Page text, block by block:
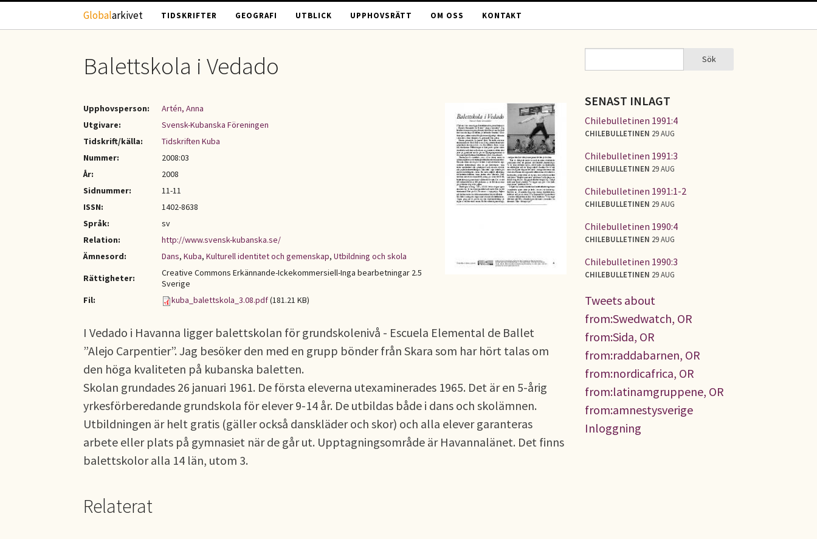
Hoppa till huvudinnehåll
Globalarkivet TIDSKRIFTER GEOGRAFI UTBLICK UPPHOVSRÄTT OM OSS KONTAKT
Balettskola i Vedado
Upphovsperson:
Artén, Anna
Utgivare:
Svensk-Kubanska Föreningen
Tidskrift/källa:
Tidskriften Kuba
Nummer:
2008:03
År:
2008
Sidnummer:
11-11
ISSN:
1402-8638
Språk:
sv
Relation:
http://www.svensk-kubanska.se/
Ämnesord:
Dans, Kuba, Kulturell identitet och gemenskap, Utbildning och skola
Rättigheter:
Creative Commons Erkännande-Ickekommersiell-Inga bearbetningar 2.5
Sverige
Fil:
kuba_balettskola_3.08.pdf(181.21 KB)
I Vedado i Havanna ligger balettskolan för grundskolenivå - Escuela Elemental de Ballet
”Alejo Carpentier”. Jag besöker den med en grupp bönder från Skara som har hört talas om
den höga kvaliteten på kubanska baletten.
Skolan grundades 26 januari 1961. De första eleverna utexaminerades 1965. Det är en 5-årig
yrkesförberedande grundskola för elever 9-14 år. De utbildas både i dans och skolämnen.
Utbildningen är helt gratis (gäller också danskläder och skor) och alla elever garanteras
arbete eller plats på gymnasiet när de går ut. Upptagningsområde är Havannalänet. Det finns
balettskolor alla 14 län, utom 3.
Relaterat
SÖKFORMULÄR Sök
SENAST INLAGT
Chilebulletinen 1991:4
CHILEBULLETINEN 29 AUG
Chilebulletinen 1991:3
CHILEBULLETINEN 29 AUG
Chilebulletinen 1991:1-2
CHILEBULLETINEN 29 AUG
Chilebulletinen 1990:4
CHILEBULLETINEN 29 AUG
Chilebulletinen 1990:3
CHILEBULLETINEN 29 AUG
Tweets about
from:Swedwatch, OR
from:Sida, OR
from:raddabarnen, OR
from:nordicafrica, OR
from:latinamgruppene, OR
from:amnestysverige
Inloggning